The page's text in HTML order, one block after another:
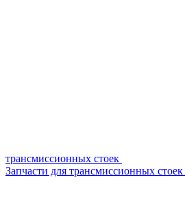
трансмиссионных стоек
Запчасти для трансмиссионных стоек